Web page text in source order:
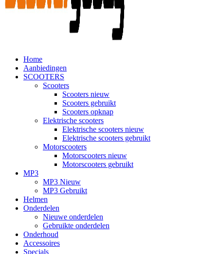
Home
Aanbiedingen
SCOOTERS
Scooters
Scooters nieuw
Scooters gebruikt
Scooters opknap
Elektrische scooters
Elektrische scooters nieuw
Elektrische scooters gebruikt
Motorscooters
Motorscooters nieuw
Motorscooters gebruikt
MP3
MP3 Nieuw
MP3 Gebruikt
Helmen
Onderdelen
Nieuwe onderdelen
Gebruikte onderdelen
Onderhoud
Accessoires
Specials